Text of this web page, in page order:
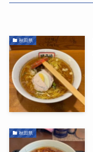
秋田県
秋田県